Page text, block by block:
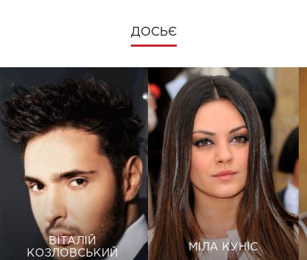
ДОСЬЄ
ВІТАЛІЙ
КОЗЛОВСЬКИЙ
МІЛА КУНІС